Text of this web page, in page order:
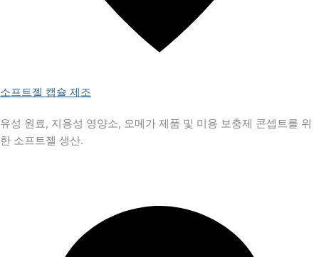
소프트젤 캡슐 제조
유성 원료, 지용성 영양소, 오메가 제품 및 미용 보충제 콘셉트를 위
한 소프트젤 생산.